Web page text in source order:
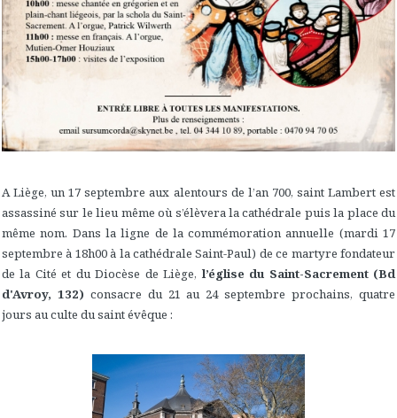
A Liège, un 17 septembre aux alentours de l’an 700, saint Lambert est
assassiné sur le lieu même où s’élèvera la cathédrale puis la place du
même nom. Dans la ligne de la commémoration annuelle (mardi 17
septembre à 18h00 à la cathédrale Saint-Paul) de ce martyre fondateur
de la Cité et du Diocèse de Liège, l’église du Saint-Sacrement (Bd
d'Avroy, 132) consacre du 21 au 24 septembre prochains, quatre
jours au culte du saint évêque :